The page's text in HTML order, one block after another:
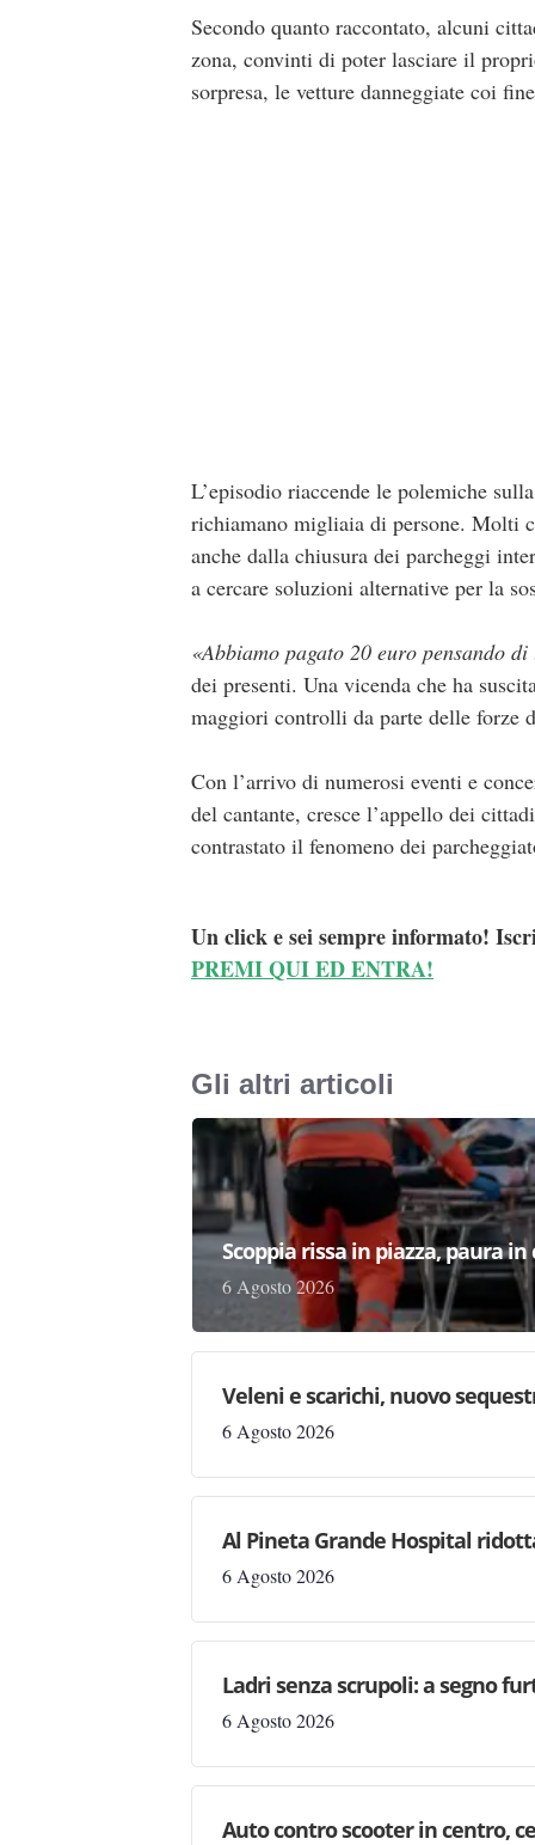
Secondo quanto raccontato, alcuni
zona, convinti di poter lasciare il
sorpresa, le vetture danneggiate coi
L’episodio riaccende le polemiche
richiamano migliaia di persone. Molti
anche dalla chiusura dei parcheggi
a cercare soluzioni alternative per la
«Abbiamo pagato 20 euro pensando
dei presenti. Una vicenda che ha
maggiori controlli da parte delle forze
Con l’arrivo di numerosi eventi e
del cantante, cresce l’appello dei
contrastato il fenomeno dei
Un click e sei sempre informato!
PREMI QUI ED ENTRA!
Gli altri articoli
Scoppia rissa in piazza, paura
6 Agosto 2026
Veleni e scarichi, nuovo
6 Agosto 2026
Al Pineta Grande Hospital
6 Agosto 2026
Ladri senza scrupoli: a segno
6 Agosto 2026
Auto contro scooter in centro,